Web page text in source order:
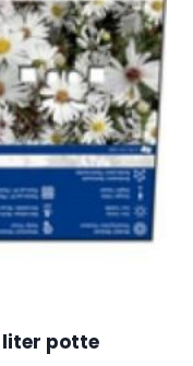
liter potte